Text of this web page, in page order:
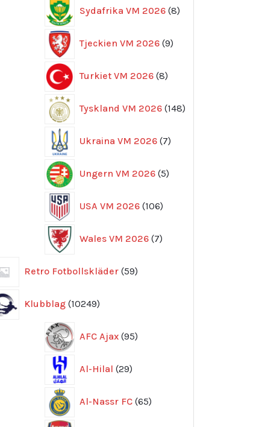
Sydafrika VM 2026 8
produkter
Tjeckien VM 2026 9
produkter
Turkiet VM 2026 8
produkter
Tyskland VM 2026 148
produkter
Ukraina VM 2026 7
produkter
Ungern VM 2026 5
produkter
USA VM 2026 106
produkter
Wales VM 2026 7
produkter
Retro Fotbollskläder 59
produkter
Klubblag 10249
produkter
AFC Ajax 95
produkter
Al-Hilal 29
produkter
Al-Nassr FC 65
produkter